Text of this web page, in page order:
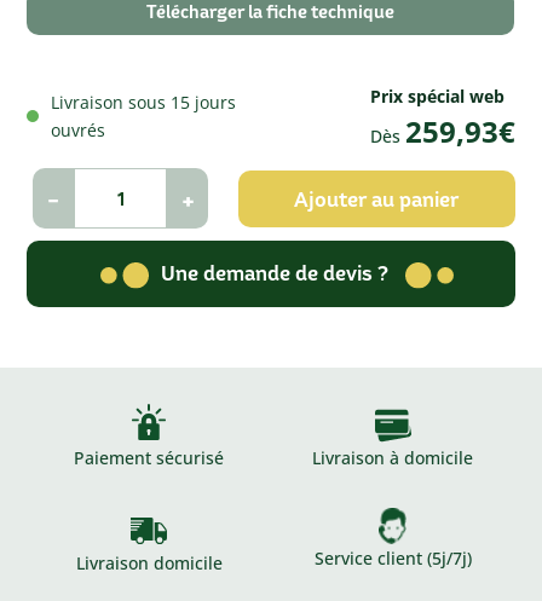
Télécharger la fiche technique
Livraison sous 15 jours
ouvrés
Prix spécial web
Dès 259,93€
- + Ajouter au panier
Une demande de devis ?
Paiement sécurisé
Livraison domicile
Livraison à domicile
Service client (5j/7j)